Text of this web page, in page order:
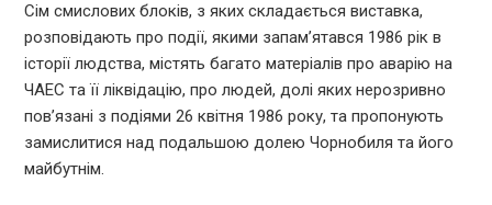
Сім смислових блоків, з яких складається виставка,
розповідають про події, якими запам’ятався 1986 рік в
історії людства, містять багато матеріалів про аварію на
ЧАЕС та її ліквідацію, про людей, долі яких нерозривно
пов’язані з подіями 26 квітня 1986 року, та пропонують
замислитися над подальшою долею Чорнобиля та його
майбутнім.